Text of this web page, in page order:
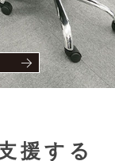
援する